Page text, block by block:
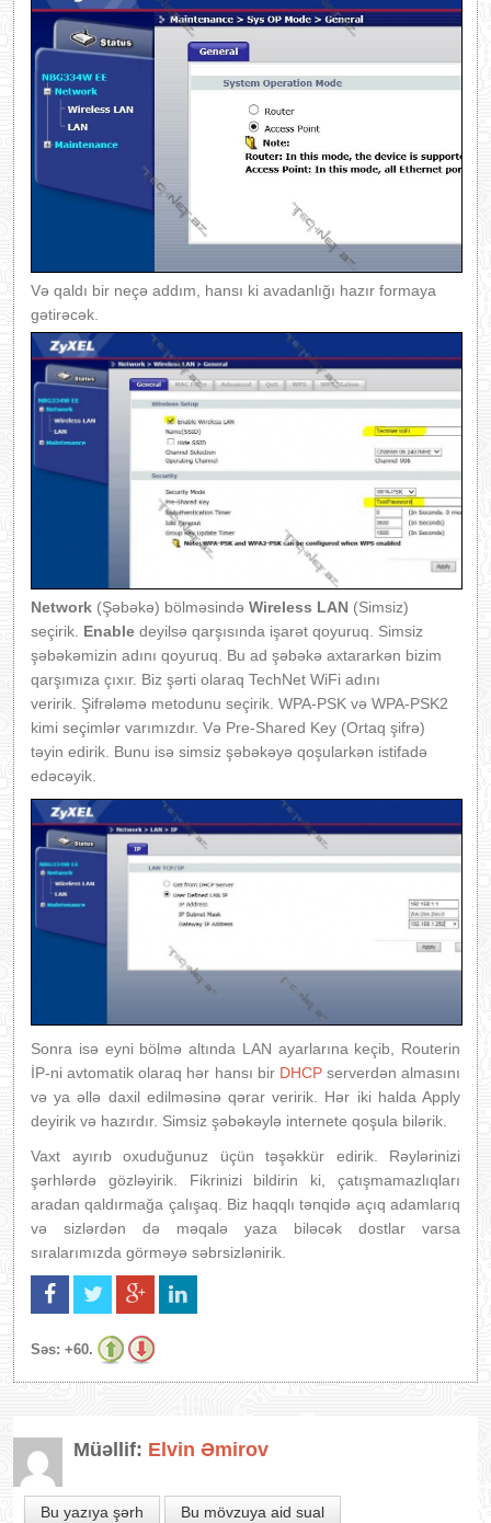
Və qaldı bir neçə addım, hansı ki avadanlığı hazır formaya
gətirəcək.
Network (Şəbəkə) bölməsində Wireless LAN (Simsiz)
seçirik. Enable deyilsə qarşısında işarət qoyuruq. Simsiz
şəbəkəmizin adını qoyuruq. Bu ad şəbəkə axtararkən bizim
qarşımıza çıxır. Biz şərti olaraq TechNet WiFi adını
veririk. Şifrələmə metodunu seçirik. WPA-PSK və WPA-PSK2
kimi seçimlər varımızdır. Və Pre-Shared Key (Ortaq şifrə)
təyin edirik. Bunu isə simsiz şəbəkəyə qoşularkən istifadə
edəcəyik.
Sonra isə eyni bölmə altında LAN ayarlarına keçib, Routerin
İP-ni avtomatik olaraq hər hansı bir DHCP serverdən almasını
və ya əllə daxil edilməsinə qərar veririk. Hər iki halda Apply
deyirik və hazırdır. Simsiz şəbəkəylə internete qoşula bilərik.
Vaxt ayırıb oxuduğunuz üçün təşəkkür edirik. Rəylərinizi
şərhlərdə gözləyirik. Fikrinizi bildirin ki, çatışmamazlıqları
aradan qaldırmağa çalışaq. Biz haqqlı tənqidə açıq adamlarıq
və sizlərdən də məqalə yaza biləcək dostlar varsa
sıralarımızda görməyə səbrsizlənirik.
Səs: +60.
Müəllif: Elvin Əmirov
Bu yazıya şərh Bu mövzuya aid sual